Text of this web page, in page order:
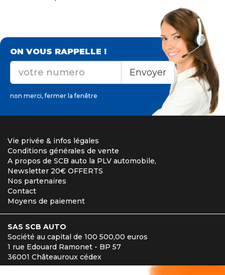
ON VOUS RAPPELLE !
Envoyer
non merci, fermer la fenêtre
Vie privée & infos légales
Conditions générales de vente
A propos de SCB auto la PLV automobile,
Newsletter 20€ OFFERTS
Nos partenaires
Contact
Moyens de paiement
SAS SCB AUTO
Société au capital de 100 500,00 euros
1 rue Edouard Ramonet - BP 57
36001 Châteauroux cédex